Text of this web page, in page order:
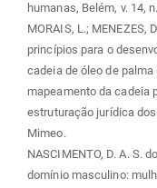
humanas, Belém, v. 14,
MORAIS, L.; MENEZES,
princípios para o
cadeia de óleo de
mapeamento da cadeia
estruturação jurídica
Mimeo.
NASCIMENTO, D. A. S.
domínio masculino: